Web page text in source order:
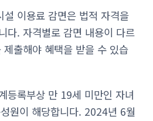
설 이용료 감면은 법적 자격을
다. 자격별로 감면 내용이 다르
출해야 혜택을 받을 수 있습
등록부상 만 19세 미만인 자녀
원이 해당합니다. 2024년 6월